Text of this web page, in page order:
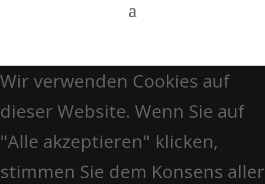
Wir verwenden Cookies auf
dieser Website. Wenn Sie auf
"Alle akzeptieren" klicken,
stimmen Sie dem Konsens aller